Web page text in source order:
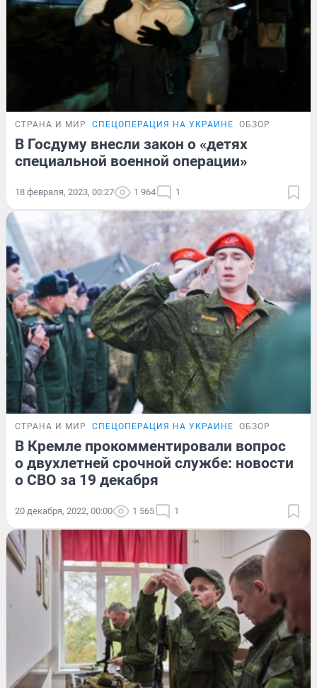
СТРАНА И МИР СПЕЦОПЕРАЦИЯ НА УКРАИНЕ ОБЗОР
В Госдуму внесли закон о «детях
специальной военной операции»
18 февраля, 2023, 00:27 1 964 1
СТРАНА И МИР СПЕЦОПЕРАЦИЯ НА УКРАИНЕ ОБЗОР
В Кремле прокомментировали вопрос
о двухлетней срочной службе: новости
о СВО за 19 декабря
20 декабря, 2022, 00:00 1 565 1